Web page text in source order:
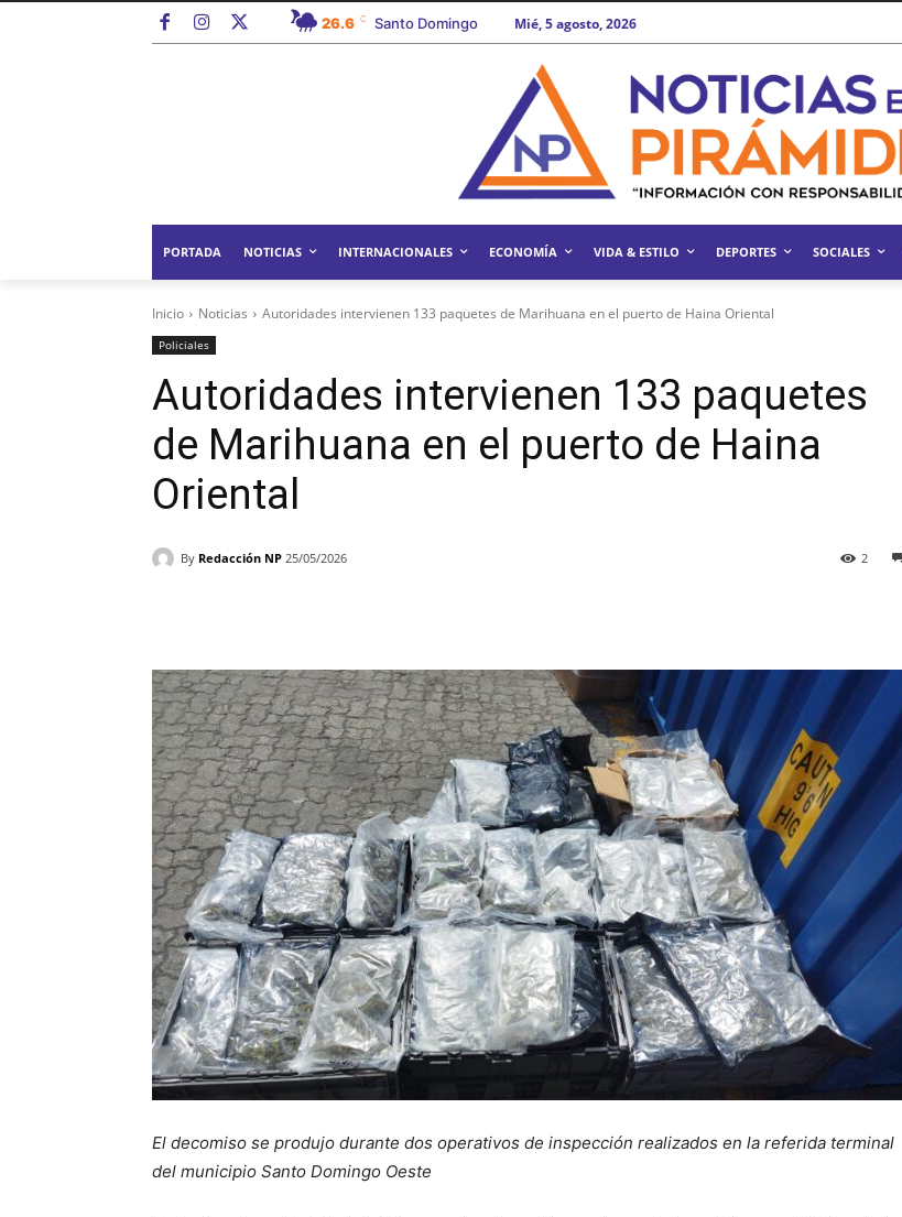
26.6 C Santo Domingo Mié, 5 agosto, 2026
PORTADA NOTICIAS INTERNACIONALES ECONOMÍA VIDA & ESTILO DEPORTES SOCIALES
Inicio Noticias Autoridades intervienen 133 paquetes de Marihuana en el puerto de Haina Oriental
Policiales
Autoridades intervienen 133 paquetes
de Marihuana en el puerto de Haina
Oriental
By Redacción NP 25/05/2026 2
El decomiso se produjo durante dos operativos de inspección realizados en la referida terminal
del municipio Santo Domingo Oeste